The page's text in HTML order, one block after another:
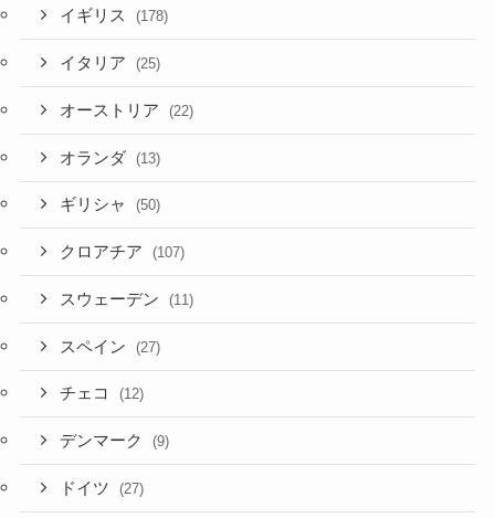
イギリス (178)
イタリア (25)
オーストリア (22)
オランダ (13)
ギリシャ (50)
クロアチア (107)
スウェーデン (11)
スペイン (27)
チェコ (12)
デンマーク (9)
ドイツ (27)